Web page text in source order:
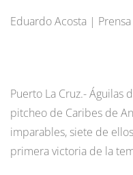
Eduardo Acosta | Prensa
Puerto La Cruz.- Águilas
pitcheo de Caribes de
imparables, siete de
primera victoria de la